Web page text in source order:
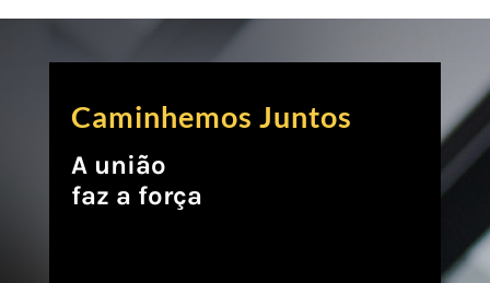
Caminhemos Juntos
A união
faz a força